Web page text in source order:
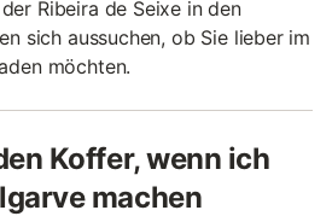
Ribeira de Seixe in den
sich aussuchen, ob Sie lieber im
möchten.
Koffer, wenn ich
machen